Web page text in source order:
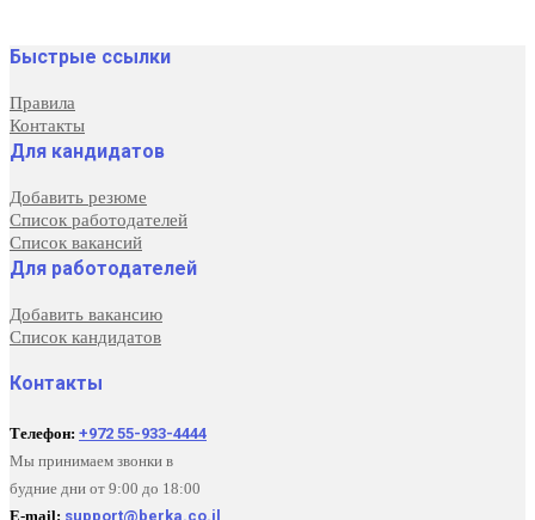
Быстрые ссылки
Правила
Контакты
Для кандидатов
Добавить резюме
Список работодателей
Список вакансий
Для работодателей
Добавить вакансию
Список кандидатов
Контакты
Телефон: +972 55-933-4444
Мы принимаем звонки в
будние дни от 9:00 до 18:00
E-mail: support@berka.co.il